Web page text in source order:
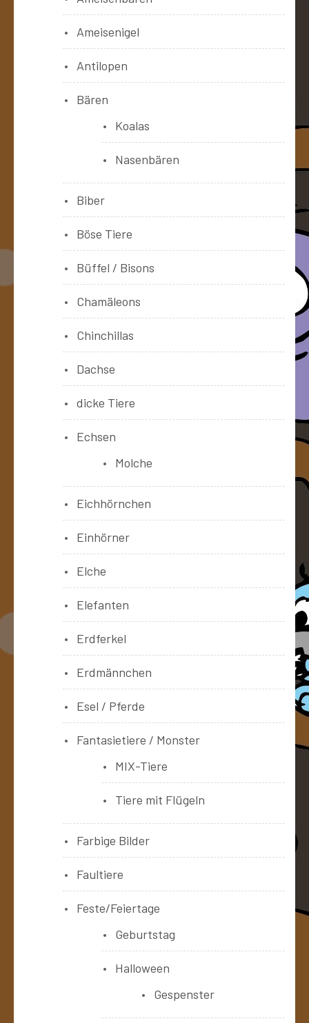
Ameisenigel
Antilopen
Bären
Koalas
Nasenbären
Biber
Böse Tiere
Büffel / Bisons
Chamäleons
Chinchillas
Dachse
dicke Tiere
Echsen
Molche
Eichhörnchen
Einhörner
Elche
Elefanten
Erdferkel
Erdmännchen
Esel / Pferde
Fantasietiere / Monster
MIX-Tiere
Tiere mit Flügeln
Farbige Bilder
Faultiere
Feste/Feiertage
Geburtstag
Halloween
Gespenster